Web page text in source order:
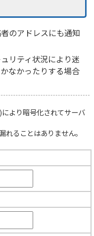
のアドレスにも通知
リティ状況により迷
なかったりする場合
により暗号化されてサーバ
れることはありません。